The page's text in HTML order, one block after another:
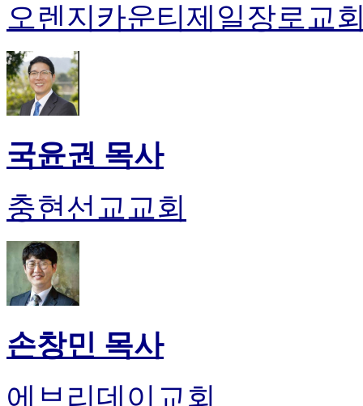
오렌지카운티제일장로교
국윤권 목사
충현선교교회
손창민 목사
에브리데이교회